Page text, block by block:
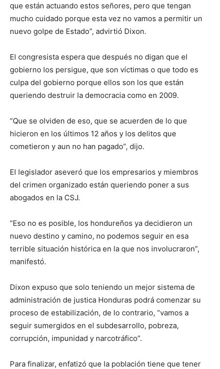
que están actuando estos señores, pero que tengan
mucho cuidado porque esta vez no vamos a permitir un
nuevo golpe de Estado”, advirtió Dixon.
El congresista espera que después no digan que el
gobierno los persigue, que son víctimas o que todo es
culpa del gobierno porque ellos son los que están
queriendo destruir la democracia como en 2009.
“Que se olviden de eso, que se acuerden de lo que
hicieron en los últimos 12 años y los delitos que
cometieron y aun no han pagado”, dijo.
El legislador aseveró que los empresarios y miembros
del crimen organizado están queriendo poner a sus
abogados en la CSJ.
“Eso no es posible, los hondureños ya decidieron un
nuevo destino y camino, no podemos seguir en esa
terrible situación histórica en la que nos involucraron”,
manifestó.
Dixon expuso que solo teniendo un mejor sistema de
administración de justica Honduras podrá comenzar su
proceso de estabilización, de lo contrario, “vamos a
seguir sumergidos en el subdesarrollo, pobreza,
corrupción, impunidad y narcotráfico”.
Para finalizar, enfatizó que la población tiene que tener